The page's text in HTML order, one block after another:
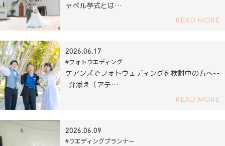
ャペル挙式とは…
READ MORE
2026.06.17
#フォトウエディング
ケアンズでフォトウェディングを検討中の方へ--
-介添え（アテ…
READ MORE
2026.06.09
#ウエディングプランナー